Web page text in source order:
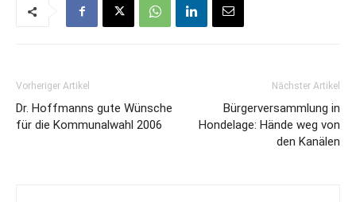
Vorheriger Artikel
Dr. Hoffmanns gute Wünsche
für die Kommunalwahl 2006
Nächster Artikel
Bürgerversammlung in
Hondelage: Hände weg von
den Kanälen